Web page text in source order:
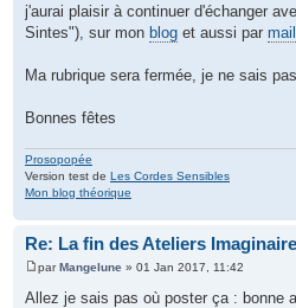
j'aurai plaisir à continuer d'échanger
Sintes"), sur mon blog et aussi par mail
Ma rubrique sera fermée, je ne sais
Bonnes fêtes
Prosopopée
Version test de Les Cordes Sensibles
Mon blog théorique
Re: La fin des Ateliers
parMangelune » 01 Jan 2017, 11:42
Allez je sais pas où poster ça : bonne